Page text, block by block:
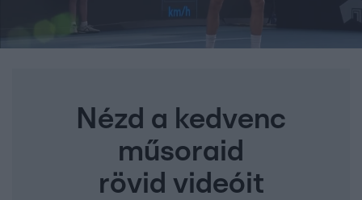
Nézd a kedvenc
műsoraid
rövid videóit